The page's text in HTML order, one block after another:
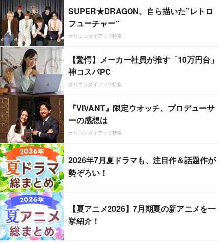
SUPER★DRAGON、自ら描いた”レトロ
フューチャー”
オリコンタイアップ特集
【驚愕】メーカー社員が推す「10万円台」
神コスパPC
オリコンタイアップ特集
『VIVANT』限定ウオッチ、プロデューサ
ーの感想は
オリコンタイアップ特集
2026年7月夏ドラマも、注目作＆話題作が
勢ぞろい！
【夏アニメ2026】7月期夏の新アニメを一
挙紹介！